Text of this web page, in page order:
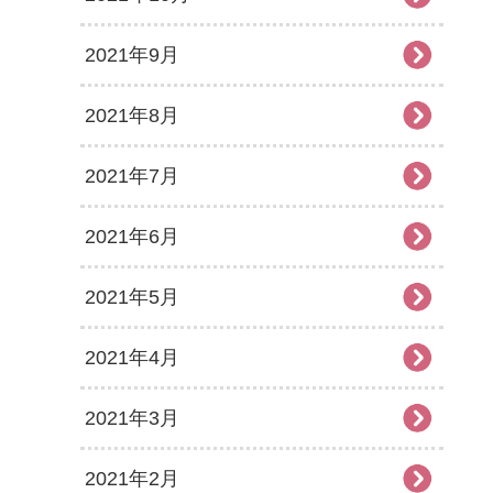
2021年9月
2021年8月
2021年7月
2021年6月
2021年5月
2021年4月
2021年3月
2021年2月